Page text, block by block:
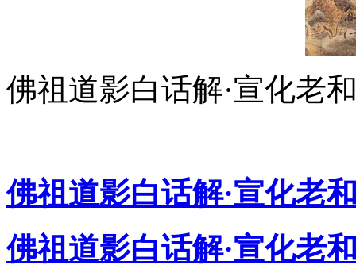
佛祖道影白话解·宣化老
佛祖道影白话解·宣化老
佛祖道影白话解·宣化老